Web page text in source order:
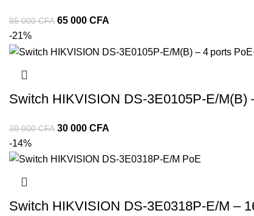
85 000CFA 65 000 CFA
-21%
Switch HIKVISION DS‑3E0105P‑E/
38 000CFA 30 000 CFA
-14%
Switch HIKVISION DS‑3E0318P‑E/M –